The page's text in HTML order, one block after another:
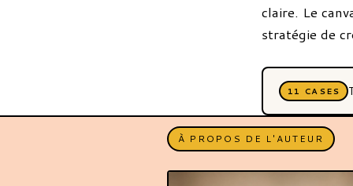
claire. Le
stratégie de
11 CASES
À PROPOS DE L'AUTEUR